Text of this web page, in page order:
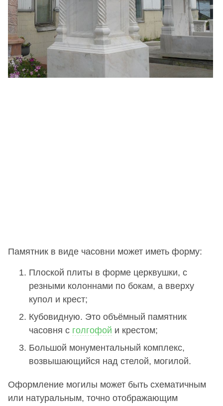
Памятник в виде часовни может иметь форму:
Плоской плиты в форме церквушки, с
резными колоннами по бокам, а вверху
купол и крест;
Кубовидную. Это объёмный памятник
часовня с голгофой и крестом;
Большой монументальный комплекс,
возвышающийся над стелой, могилой.
Оформление могилы может быть схематичным
или натуральным, точно отображающим